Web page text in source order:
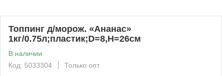
Топпинг д/морож. «Ананас»
1кг/0.75л;пластик;D=8,H=26см
В наличии
Код: 5033304
Только опт